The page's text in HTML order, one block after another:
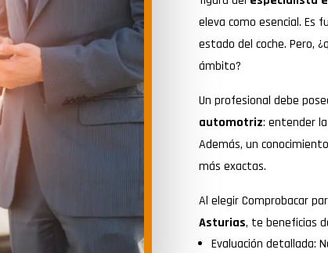
eleva como esencial. Es
estado del coche. Pero,
ámbito?
Un profesional debe
automotriz: entender
Además, un
más exactas.
Al elegir Comprobacar
Asturias, te beneficias
Evaluación detallada: